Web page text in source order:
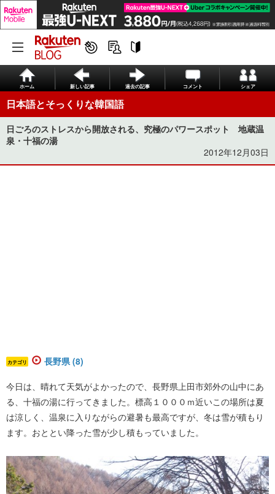
ホーム 新しい記事 過去の記事 コメント シェア
日本語とそっくりな韓国語
日ごろのストレスから開放される、究極のパワースポット 地蔵温
泉・十福の湯
2012年12月03日
カテゴリ 長野県 (8)
今日は、晴れて天気がよかったので、長野県上田市郊外の山中にあ
る、十福の湯に行ってきました。標高１０００ｍ近いこの場所は夏
は涼しく、温泉に入りながらの避暑も最高ですが、冬は雪が積もり
ます。おととい降った雪が少し積もっていました。